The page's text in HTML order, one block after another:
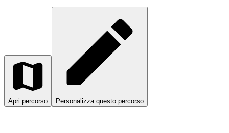
Apri percorso Personalizza questo percorso